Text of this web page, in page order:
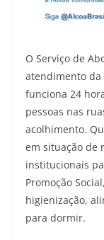
O Serviço de
atendimento da
funciona 24
pessoas nas
acolhimento.
em situação de
institucionais
Promoção
higienização,
para dormir.